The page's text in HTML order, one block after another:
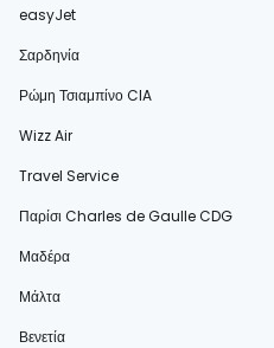
easyJet
Σαρδηνία
Ρώμη Τσιαμπίνο CIA
Wizz Air
Travel Service
Παρίσι Charles de Gaulle CDG
Μαδέρα
Μάλτα
Βενετία